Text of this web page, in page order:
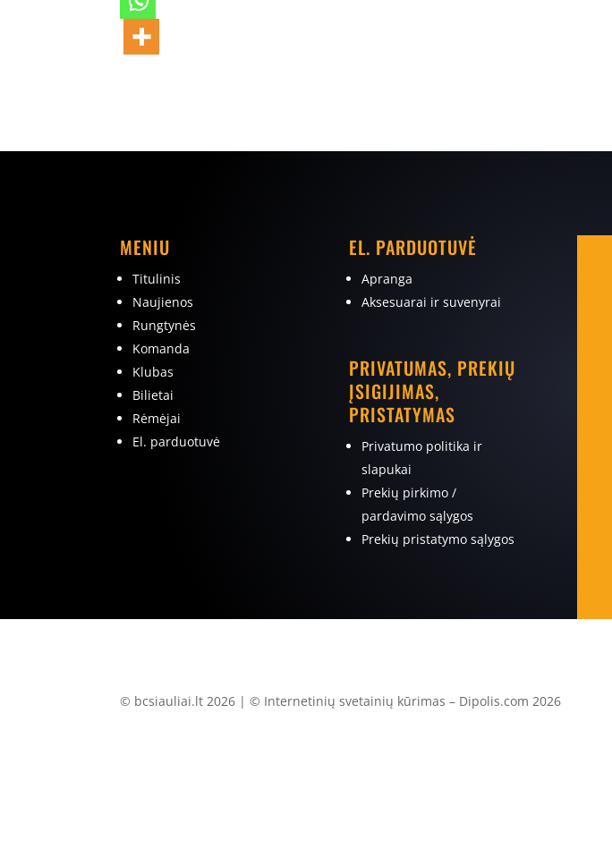
MENIU
Titulinis
Naujienos
Rungtynės
Komanda
Klubas
Bilietai
Rėmėjai
El. parduotuvė
EL. PARDUOTUVĖ
Apranga
Aksesuarai ir suvenyrai
PRIVATUMAS, PREKIŲ
ĮSIGIJIMAS,
PRISTATYMAS
Privatumo politika ir
slapukai
Prekių pirkimo /
pardavimo sąlygos
Prekių pristatymo sąlygos
© bcsiauliai.lt 2026 | © Internetinių svetainių kūrimas – Dipolis.com 2026